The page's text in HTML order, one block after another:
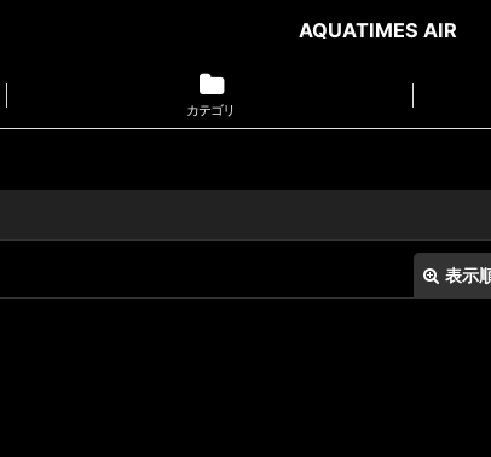
AQUATIMES AIR
カテゴリ
表示